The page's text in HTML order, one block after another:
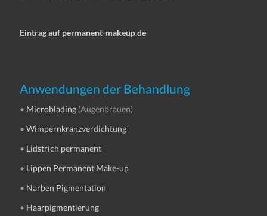
Eintrag auf permanent-makeup.de
Anwendungen der Behandlung
• Microblading (Augenbrauen)
•Wimpernkranzverdichtung
• Lidstrich permanent
• Lippen Permanent Make-up
• Narben Pigmentation
• Haarpigmentierung